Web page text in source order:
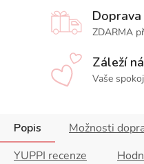
ZDARMA
Záleží
Vaše
Popis Možnosti
YUPPI recenze